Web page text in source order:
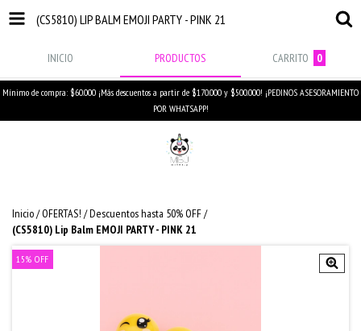
(CS5810) LIP BALM EMOJI PARTY - PINK 21
INICIO PRODUCTOS CARRITO 0
Mínimo de compra: $60.000 ¡Más descuentos a partir de $170.000 y $500.000! ¡PEDINOS ASESORAMIENTO
POR WHATSAPP!
Inicio/ OFERTAS! /Descuentos hasta 50% OFF/
(CS5810) Lip Balm EMOJI PARTY - PINK 21
15% OFF